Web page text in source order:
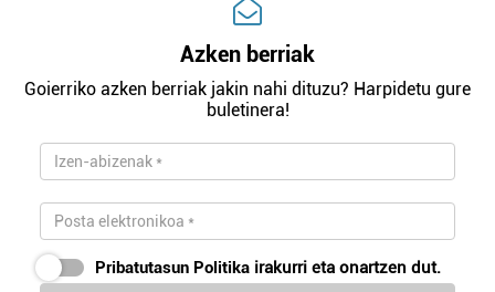
Azken berriak
Goierriko azken berriak jakin nahi dituzu? Harpidetu gure
buletinera!
Pribatutasun Politika irakurri eta onartzen dut.